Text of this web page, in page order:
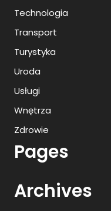
Technologia
Transport
Turystyka
Uroda
Usługi
Wnętrza
Zdrowie
Pages
Archives